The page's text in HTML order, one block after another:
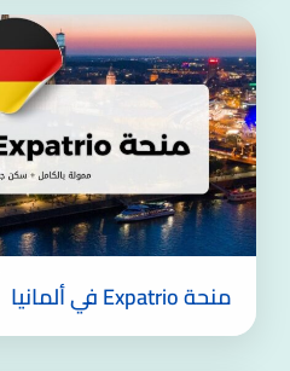
منحة Expatrio في ألمانيا